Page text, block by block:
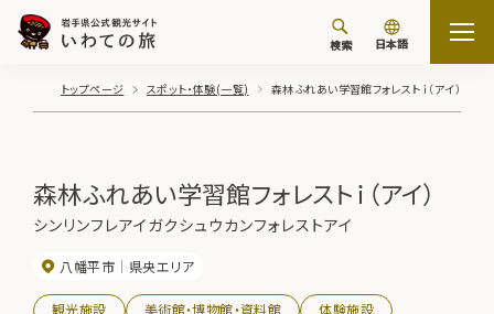
検索 日本語
トップページ スポット・体験(一覧) 森林ふれあい学習館フォレストｉ（アイ）
森林ふれあい学習館フォレストｉ（アイ）
シンリンフレアイガクシュウカンフォレストアイ
八幡平市 県央エリア
観光施設 美術館・博物館・資料館 体験施設